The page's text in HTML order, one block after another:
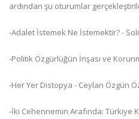
ardından şu oturumlar
-Adalet İstemek Ne İstemektir? -
-Politik Özgürlüğün İnşası ve
-Her Yer Distopya - Ceylan Özgün
-İki Cehennemin Arafında: Türkiye